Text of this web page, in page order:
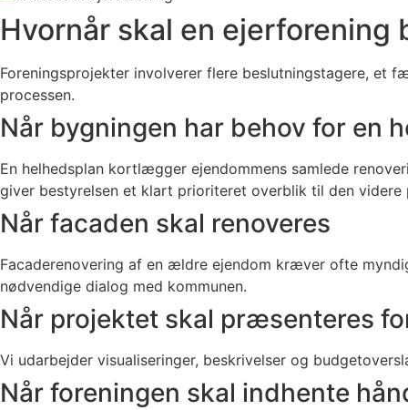
Hvornår skal en ejerforening
Foreningsprojekter involverer flere beslutningstagere,
processen.
Når bygningen har behov for en
En helhedsplan kortlægger ejendommens samlede
giver bestyrelsen et klart prioriteret overblik til den
Når facaden skal renoveres
Facaderenovering af en ældre ejendom kræver ofte
nødvendige dialog med kommunen.
Når projektet skal præsenteres
Vi udarbejder visualiseringer, beskrivelser og
Når foreningen skal indhente